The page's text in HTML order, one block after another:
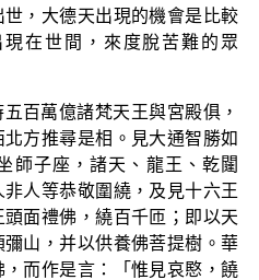
，大德天出現的機會是比較
在世間，來度脫苦難的眾
百萬億諸梵天王與宮殿俱，
方推尋是相。見大通智勝如
師子座，諸天、龍王、乾闥
人等恭敬圍繞，及見十六王
面禮佛，繞百千匝；即以天
山，并以供養佛菩提樹。華
而作是言：「惟見哀愍，饒